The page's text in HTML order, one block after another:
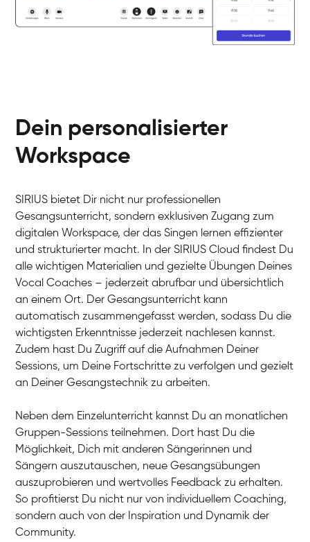
Dein personalisierter
Workspace
SIRIUS bietet Dir nicht nur professionellen
Gesangsunterricht, sondern exklusiven Zugang zum
digitalen Workspace, der das Singen lernen effizienter
und strukturierter macht. In der SIRIUS Cloud findest Du
alle wichtigen Materialien und gezielte Übungen Deines
Vocal Coaches – jederzeit abrufbar und übersichtlich
an einem Ort. Der Gesangsunterricht kann
automatisch zusammengefasst werden, sodass Du die
wichtigsten Erkenntnisse jederzeit nachlesen kannst.
Zudem hast Du Zugriff auf die Aufnahmen Deiner
Sessions, um Deine Fortschritte zu verfolgen und gezielt
an Deiner Gesangstechnik zu arbeiten.
Neben dem Einzelunterricht kannst Du an monatlichen
Gruppen-Sessions teilnehmen. Dort hast Du die
Möglichkeit, Dich mit anderen Sängerinnen und
Sängern auszutauschen, neue Gesangsübungen
auszuprobieren und wertvolles Feedback zu erhalten.
So profitierst Du nicht nur von individuellem Coaching,
sondern auch von der Inspiration und Dynamik der
Community.